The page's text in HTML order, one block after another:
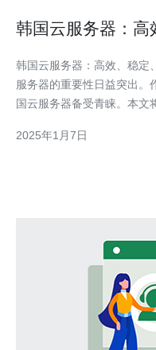
韩国云服务器：高
韩国云服务器：高效、稳定、可靠的选择 在
服务器的重要性日益突出。
国云服务器备受青睐。本文
名。首先，韩国作为全球科
2025年1月7日